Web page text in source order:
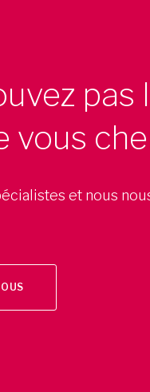
pas
vous
et nous